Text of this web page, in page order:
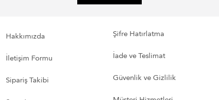
Hakkımızda
İletişim Formu
Sipariş Takibi
Şifre Hatırlatma
İade ve Teslimat
Güvenlik ve Gizlilik